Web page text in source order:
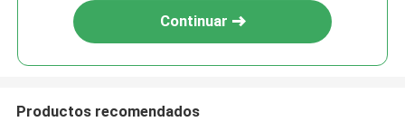
Continuar
Productos recomendados